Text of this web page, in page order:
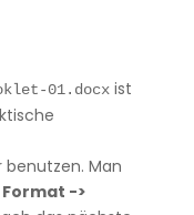
01.docxist
Man
Format ->